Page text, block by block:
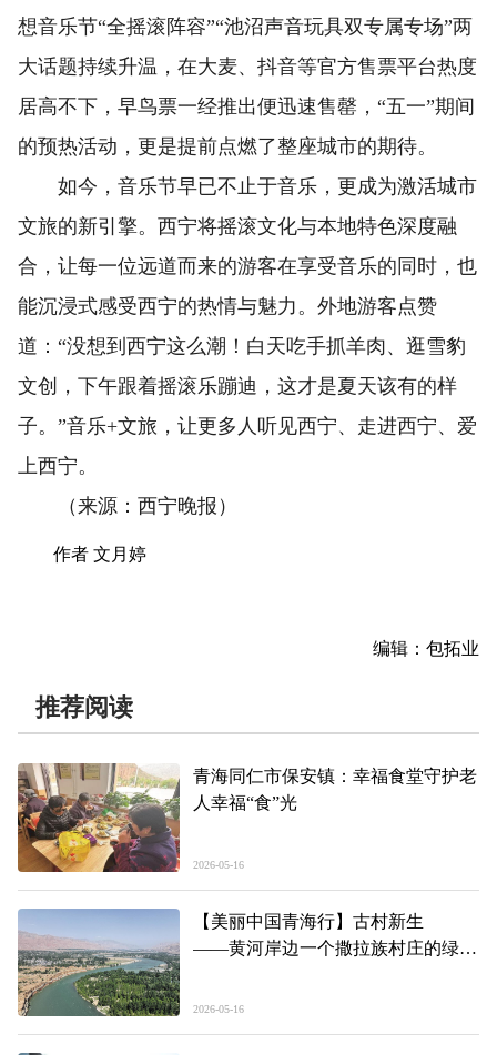
想音乐节“全摇滚阵容”“池沼声音玩具双专属专场”两
大话题持续升温，在大麦、抖音等官方售票平台热度
居高不下，早鸟票一经推出便迅速售罄，“五一”期间
的预热活动，更是提前点燃了整座城市的期待。
如今，音乐节早已不止于音乐，更成为激活城市
文旅的新引擎。西宁将摇滚文化与本地特色深度融
合，让每一位远道而来的游客在享受音乐的同时，也
能沉浸式感受西宁的热情与魅力。外地游客点赞
道：“没想到西宁这么潮！白天吃手抓羊肉、逛雪豹
文创，下午跟着摇滚乐蹦迪，这才是夏天该有的样
子。”音乐+文旅，让更多人听见西宁、走进西宁、爱
上西宁。
（来源：西宁晚报）
作者 文月婷
编辑：包拓业
推荐阅读
青海同仁市保安镇：幸福食堂守护老
人幸福“食”光
2026-05-16
【美丽中国青海行】古村新生
——黄河岸边一个撒拉族村庄的绿色
2026-05-16